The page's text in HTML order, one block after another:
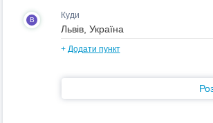
B Куди
+ Додати пункт